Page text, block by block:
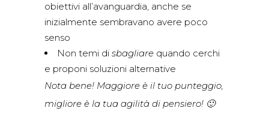
obiettivi all’avanguardia, anche se
inizialmente sembravano avere poco
senso
Non temi di sbagliare quando cerchi
e proponi soluzioni alternative
Nota bene! Maggiore è il tuo punteggio,
migliore è la tua agilità di pensiero! 🙂